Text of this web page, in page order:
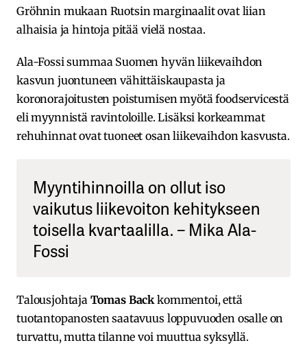
Gröhnin mukaan Ruotsin marginaalit ovat liian
alhaisia ja hintoja pitää vielä nostaa.
Ala-Fossi summaa Suomen hyvän liikevaihdon
kasvun juontuneen vähittäiskaupasta ja
koronorajoitusten poistumisen myötä foodservicestä
eli myynnistä ravintoloille. Lisäksi korkeammat
rehuhinnat ovat tuoneet osan liikevaihdon kasvusta.
Myyntihinnoilla on ollut iso
vaikutus liikevoiton kehitykseen
toisella kvartaalilla. – Mika Ala-
Fossi
Talousjohtaja Tomas Back kommentoi, että
tuotantopanosten saatavuus loppuvuoden osalle on
turvattu, mutta tilanne voi muuttua syksyllä.